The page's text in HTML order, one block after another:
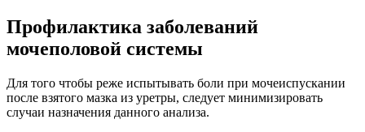
Профилактика заболеваний
мочеполовой системы
Для того чтобы реже испытывать боли при мочеиспускании
после взятого мазка из уретры, следует минимизировать
случаи назначения данного анализа.